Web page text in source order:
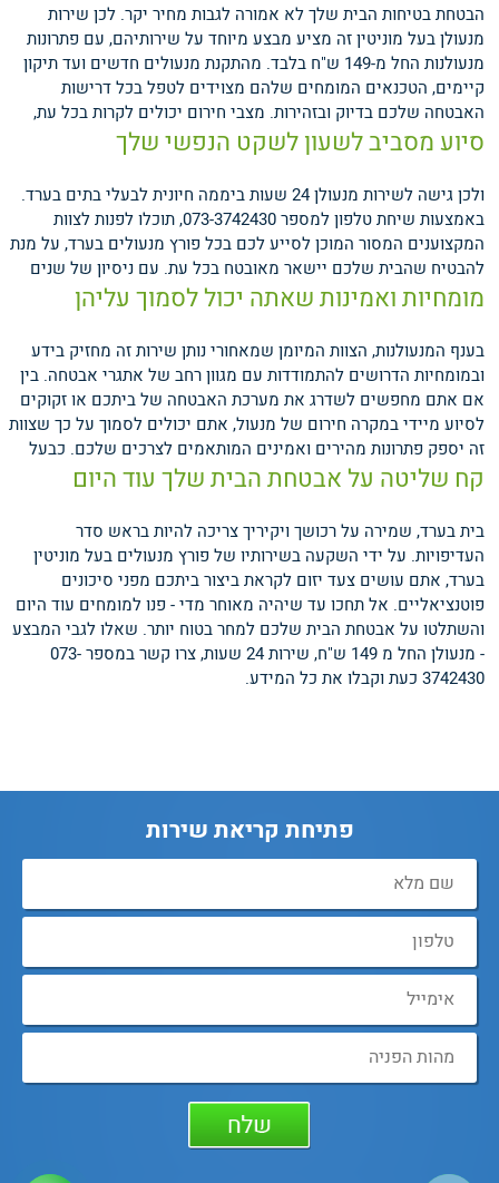
הבטחת בטיחות הבית שלך לא אמורה לגבות מחיר יקר. לכן שירות
מנעולן בעל מוניטין זה מציע מבצע מיוחד על שירותיהם, עם פתרונות
מנעולנות החל מ-149 ש"ח בלבד. מהתקנת מנעולים חדשים ועד תיקון
קיימים, הטכנאים המומחים שלהם מצוידים לטפל בכל דרישות
האבטחה שלכם בדיוק ובזהירות.
סיוע מסביב לשעון לשקט הנפשי שלך
מצבי חירום יכולים לקרות בכל עת,
ולכן גישה לשירות מנעולן 24 שעות ביממה חיונית לבעלי בתים בערד.
באמצעות שיחת טלפון למספר 073-3742430, תוכלו לפנות לצוות
המקצוענים המסור המוכן לסייע לכם בכל פורץ מנעולים בערד, על מנת
להבטיח שהבית שלכם יישאר מאובטח בכל עת.
מומחיות ואמינות שאתה יכול לסמוך עליהן
עם ניסיון של שנים
בענף המנעולנות, הצוות המיומן שמאחורי נותן שירות זה מחזיק בידע
ובמומחיות הדרושים להתמודדות עם מגוון רחב של אתגרי אבטחה. בין
אם אתם מחפשים לשדרג את מערכת האבטחה של ביתכם או זקוקים
לסיוע מיידי במקרה חירום של מנעול, אתם יכולים לסמוך על כך שצוות
זה יספק פתרונות מהירים ואמינים המותאמים לצרכים שלכם.
קח שליטה על אבטחת הבית שלך עוד היום
כבעל
בית בערד, שמירה על רכושך ויקיריך צריכה להיות בראש סדר
העדיפויות. על ידי השקעה בשירותיו של פורץ מנעולים בעל מוניטין
בערד, אתם עושים צעד יזום לקראת ביצור ביתכם מפני סיכונים
פוטנציאליים. אל תחכו עד שיהיה מאוחר מדי - פנו למומחים עוד היום
והשתלטו על אבטחת הבית שלכם למחר בטוח יותר. שאלו לגבי המבצע
- מנעולן החל מ 149 ש"ח, שירות 24 שעות, צרו קשר במספר 073-
3742430 כעת וקבלו את כל המידע.
פתיחת קריאת שירות